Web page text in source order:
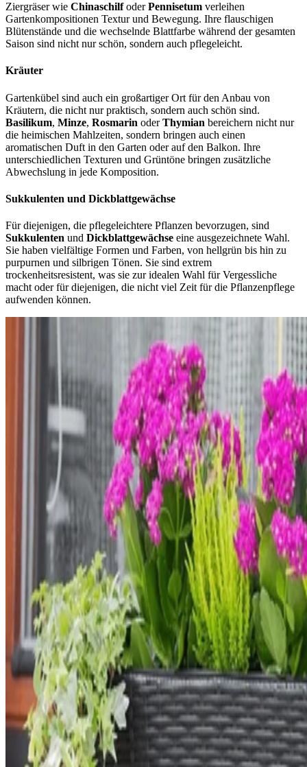
Ziergräser wie ChinaschilfoderPennisetum verleihen
Gartenkompositionen Textur und Bewegung. Ihre flauschigen
Blütenstände und die wechselnde Blattfarbe während der gesamten
Saison sind nicht nur schön, sondern auch pflegeleicht.
Kräuter
Gartenkübel sind auch ein großartiger Ort für den Anbau von
Kräutern, die nicht nur praktisch, sondern auch schön sind.
Basilikum, Minze, Rosmarin oderThymian bereichern nicht nur
die heimischen Mahlzeiten, sondern bringen auch einen
aromatischen Duft in den Garten oder auf den Balkon. Ihre
unterschiedlichen Texturen und Grüntöne bringen zusätzliche
Abwechslung in jede Komposition.
Sukkulenten und Dickblattgewächse
Für diejenigen, die pflegeleichtere Pflanzen bevorzugen, sind
Sukkulenten und Dickblattgewächse eine ausgezeichnete Wahl.
Sie haben vielfältige Formen und Farben, von hellgrün bis hin zu
purpurnen und silbrigen Tönen. Sie sind extrem
trockenheitsresistent, was sie zur idealen Wahl für Vergessliche
macht oder für diejenigen, die nicht viel Zeit für die Pflanzenpflege
aufwenden können.